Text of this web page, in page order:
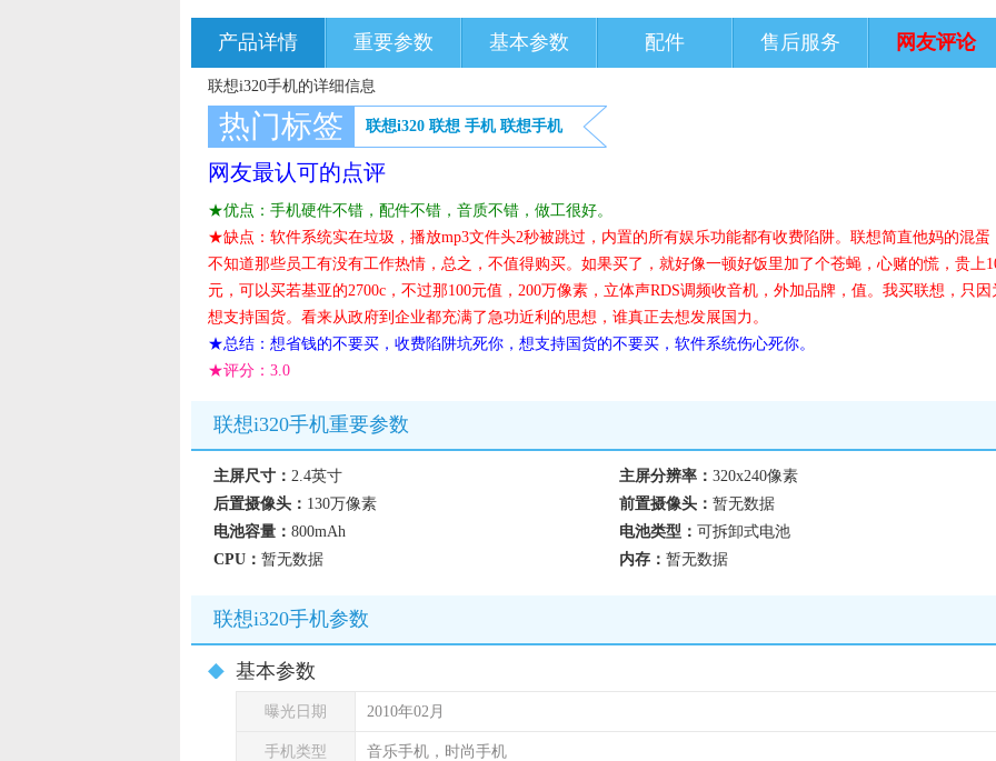
产品详情 重要参数 基本参数 配件 售后服务 网友评论
联想i320手机的详细信息
热门标签 联想i320 联想 手机 联想手机
网友最认可的点评
★优点：手机硬件不错，配件不错，音质不错，做工很好。
★缺点：软件系统实在垃圾，播放mp3文件头2秒被跳过，内置的所有娱乐功能都有收费陷阱。联想简直他妈的混蛋
不知道那些员工有没有工作热情，总之，不值得购买。如果买了，就好像一顿好饭里加了个苍蝇，心赌的慌，贵上
元，可以买若基亚的2700c，不过那100元值，200万像素，立体声RDS调频收音机，外加品牌，值。我买联想，只因
想支持国货。看来从政府到企业都充满了急功近利的思想，谁真正去想发展国力。
★总结：想省钱的不要买，收费陷阱坑死你，想支持国货的不要买，软件系统伤心死你。
★评分： 3.0
联想i320手机重要参数
主屏尺寸： 2.4英寸 主屏分辨率： 320x240像素
后置摄像头： 130万像素 前置摄像头： 暂无数据
电池容量： 800mAh 电池类型： 可拆卸式电池
CPU： 暂无数据 内存： 暂无数据
联想i320手机参数
基本参数
曝光日期 2010年02月
手机类型 音乐手机，时尚手机